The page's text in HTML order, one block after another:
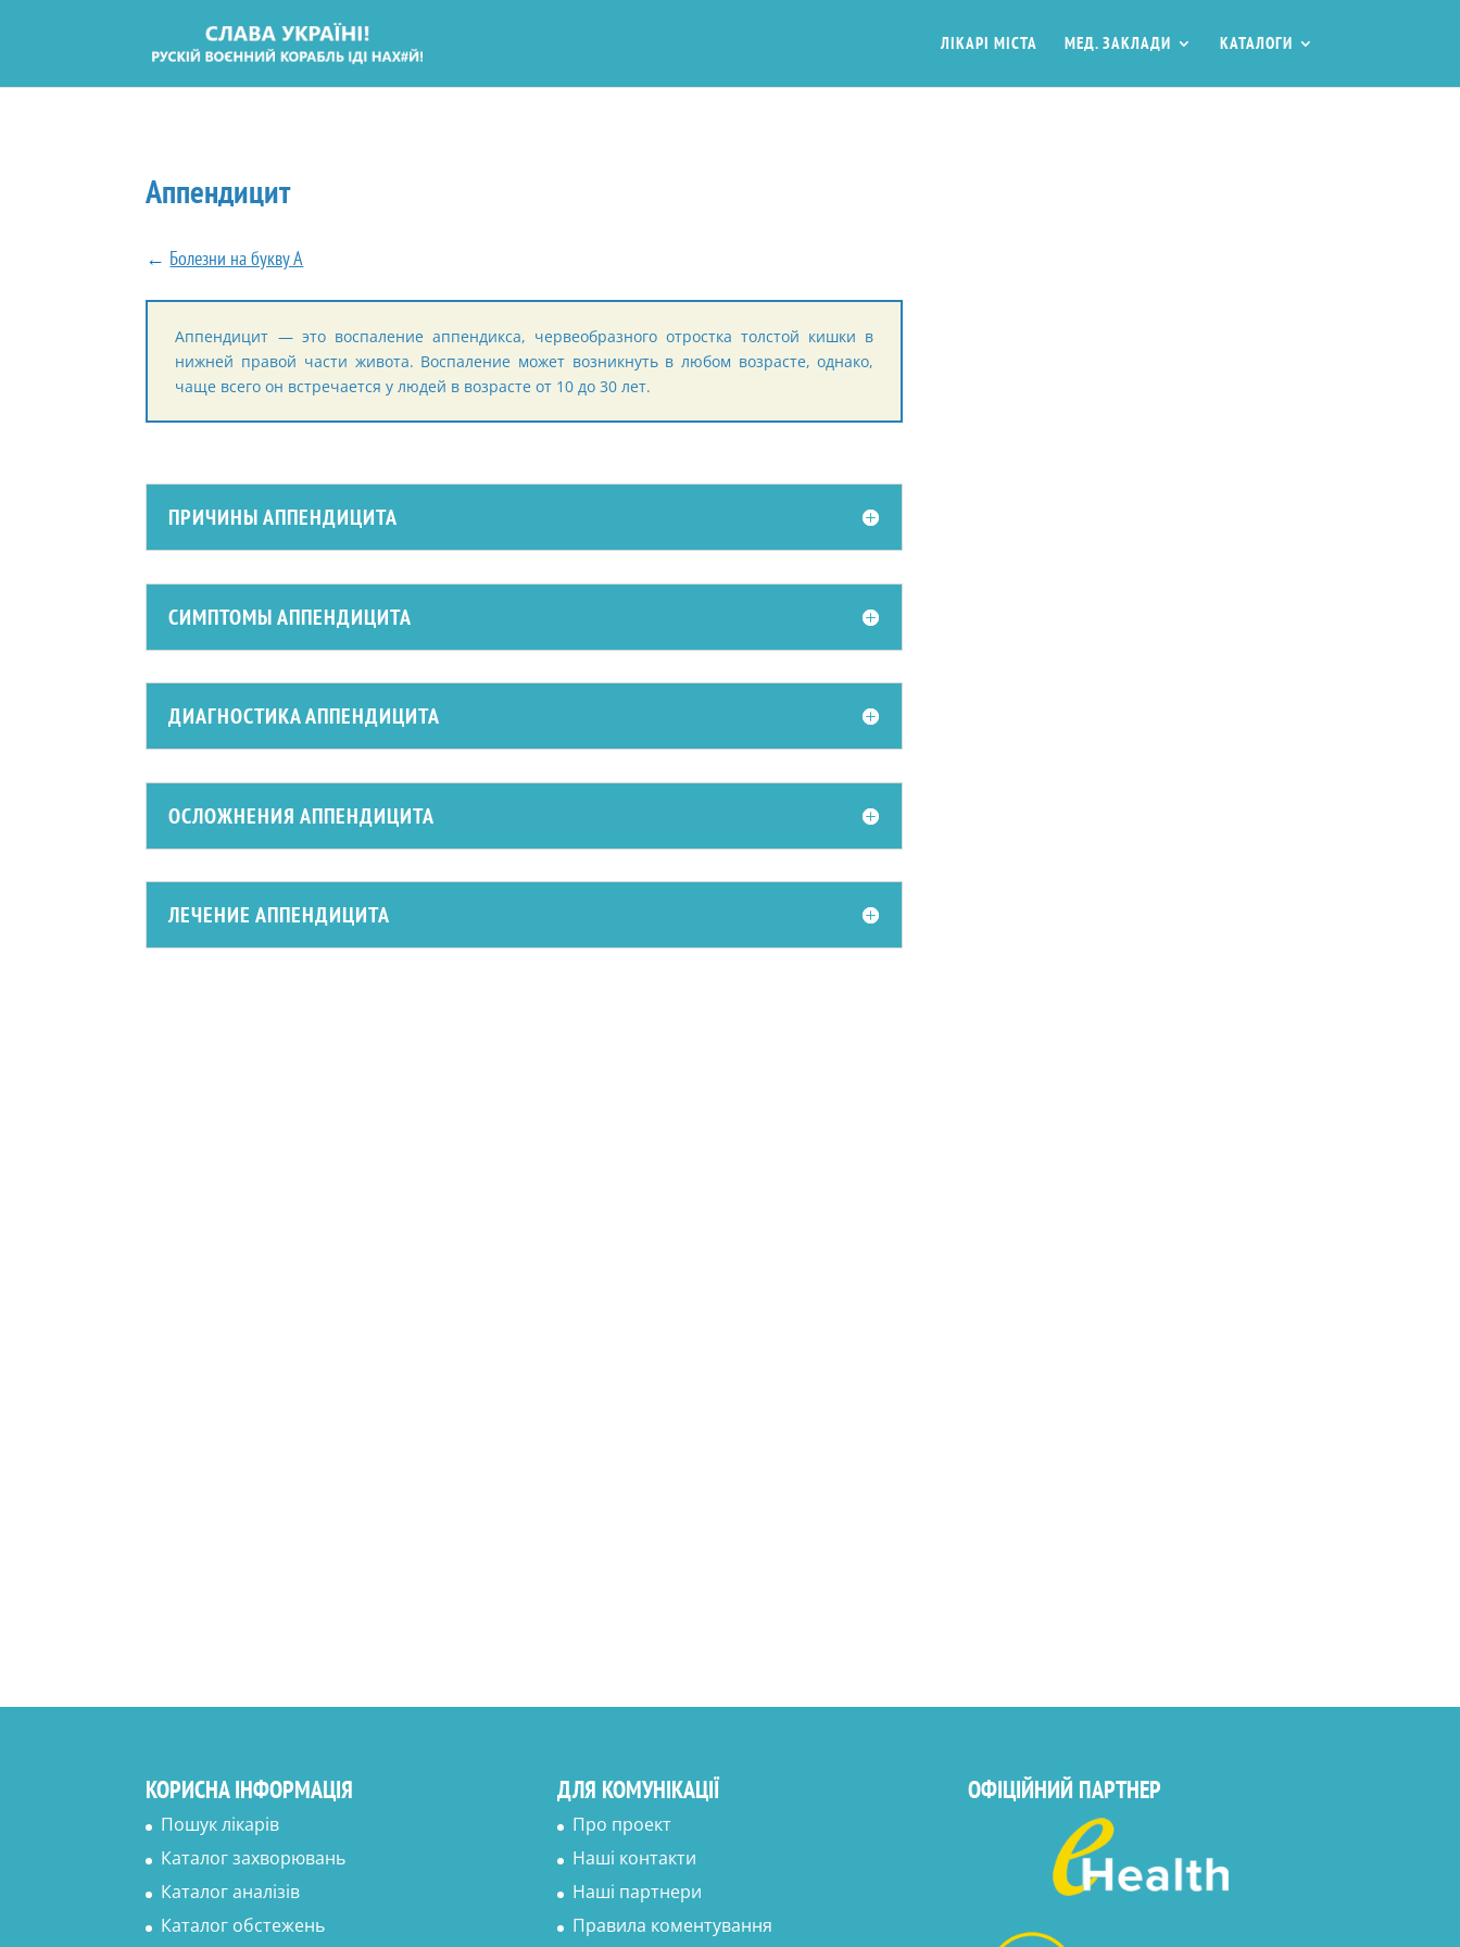
ЛІКАРІ МІСТА МЕД. ЗАКЛАДИ КАТАЛОГИ
Аппендицит
← Болезни на букву А
Аппендицит — это воспаление аппендикса, червеобразного отростка толстой кишки в
нижней правой части живота. Воспаление может возникнуть в любом возрасте, однако,
чаще всего он встречается у людей в возрасте от 10 до 30 лет.
ПРИЧИНЫ АППЕНДИЦИТА
СИМПТОМЫ АППЕНДИЦИТА
ДИАГНОСТИКА АППЕНДИЦИТА
ОСЛОЖНЕНИЯ АППЕНДИЦИТА
ЛЕЧЕНИЕ АППЕНДИЦИТА
КОРИСНА ІНФОРМАЦІЯ
Пошук лікарів
Каталог захворювань
Каталог аналізів
Каталог обстежень
ДЛЯ КОМУНІКАЦІЇ
Про проект
Наші контакти
Наші партнери
Правила коментування
ОФІЦІЙНИЙ ПАРТНЕР